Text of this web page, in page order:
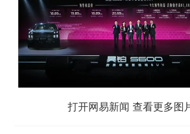
打开网易新闻 查看更多图